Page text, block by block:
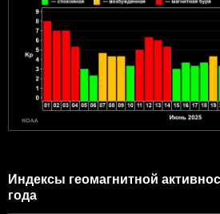
Индексы геомагнитной
года